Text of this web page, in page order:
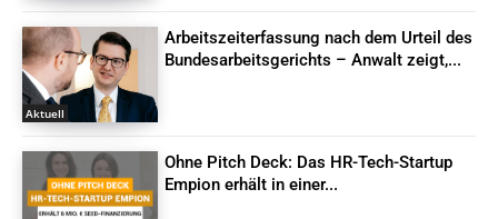
Aktuell
Arbeitszeiterfassung nach dem Urteil des
Bundesarbeitsgerichts – Anwalt zeigt,...
Ohne Pitch Deck: Das HR-Tech-Startup
Empion erhält in einer...